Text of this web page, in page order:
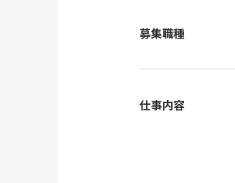
募集職種
仕事内容